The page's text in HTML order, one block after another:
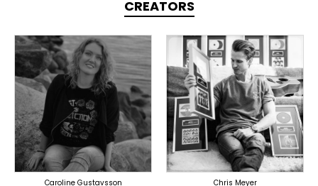
CREATORS
TOPLINER
LYRICIST
SINGER
OVERSEAS
Caroline Gustavsson
TOPLINER
PRODUCER
LYRICIST
SINGER
OVERSEAS
Chris Meyer